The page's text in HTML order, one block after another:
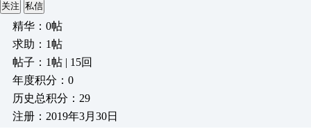
关注 私信
精华：0帖
求助：1帖
帖子：1帖 | 15回
年度积分：0
历史总积分：29
注册：2019年3月30日